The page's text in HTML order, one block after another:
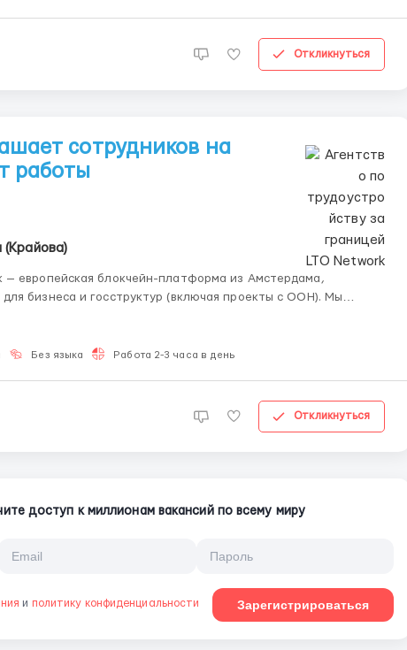
Откликнуться
сотрудников на
работы
(Крайова)
бизнеса и госструктур (включая проекты с ООН). Мы
Без языка Работа 2-3 часа в день
Откликнуться
доступ к миллионам вакансий по всему миру
и политику конфиденциальности Зарегистрироваться